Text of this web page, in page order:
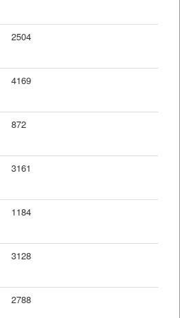
2504
4169
872
3161
1184
3128
2788